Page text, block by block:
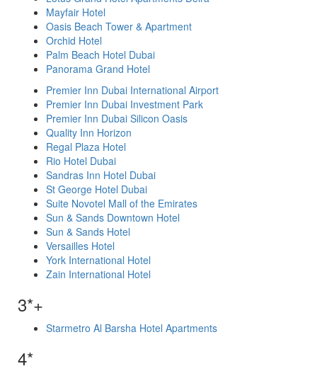
Mayfair Hotel
Oasis Beach Tower & Apartment
Orchid Hotel
Palm Beach Hotel Dubai
Panorama Grand Hotel
Premier Inn Dubai International Airport
Premier Inn Dubai Investment Park
Premier Inn Dubai Silicon Oasis
Quality Inn Horizon
Regal Plaza Hotel
Rio Hotel Dubai
Sandras Inn Hotel Dubai
St George Hotel Dubai
Suite Novotel Mall of the Emirates
Sun & Sands Downtown Hotel
Sun & Sands Hotel
Versailles Hotel
York International Hotel
Zain International Hotel
3*+
Starmetro Al Barsha Hotel Apartments
4*